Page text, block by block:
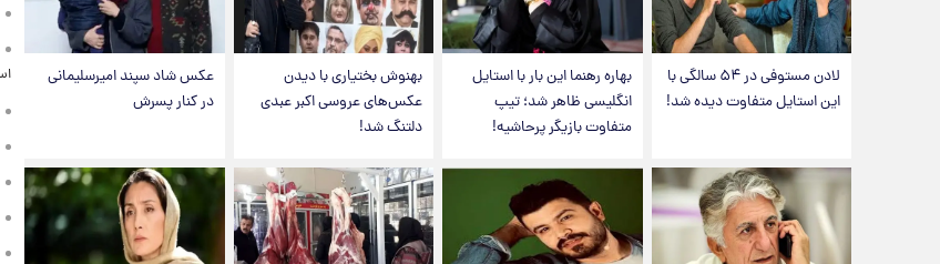
لادن مستوفی در ۵۴ سالگی با
این استایل متفاوت دیده شد!
بهاره رهنما این بار با استایل
انگلیسی ظاهر شد؛ تیپ
متفاوت بازیگر پرحاشیه!
بهنوش بختیاری با دیدن
عکس‌های عروسی اکبر عبدی
دلتنگ شد!
عکس شاد سپند امیرسلیمانی
در کنار پسرش